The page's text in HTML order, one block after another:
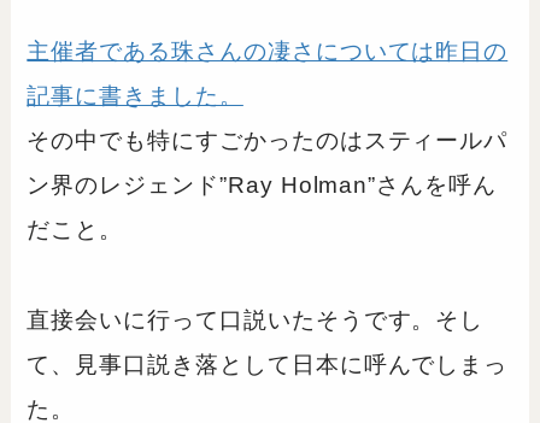
主催者である珠さんの凄さについては昨日の
記事に書きました。
その中でも特にすごかったのはスティールパ
ン界のレジェンド”Ray Holman”さんを呼ん
だこと。
直接会いに行って口説いたそうです。そし
て、見事口説き落として日本に呼んでしまっ
た。